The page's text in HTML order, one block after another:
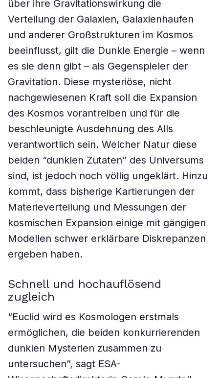
über ihre Gravitationswirkung die
Verteilung der Galaxien, Galaxienhaufen
und anderer Großstrukturen im Kosmos
beeinflusst, gilt die Dunkle Energie – wenn
es sie denn gibt – als Gegenspieler der
Gravitation. Diese mysteriöse, nicht
nachgewiesenen Kraft soll die Expansion
des Kosmos vorantreiben und für die
beschleunigte Ausdehnung des Alls
verantwortlich sein. Welcher Natur diese
beiden “dunklen Zutaten” des Universums
sind, ist jedoch noch völlig ungeklärt. Hinzu
kommt, dass bisherige Kartierungen der
Materieverteilung und Messungen der
kosmischen Expansion einige mit gängigen
Modellen schwer erklärbare Diskrepanzen
ergeben haben.
Schnell und hochauflösend
zugleich
“Euclid wird es Kosmologen erstmals
ermöglichen, die beiden konkurrierenden
dunklen Mysterien zusammen zu
untersuchen”, sagt ESA-